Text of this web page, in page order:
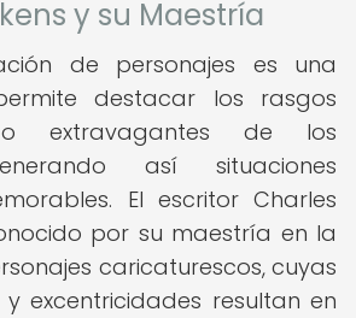
y su Maestría
de personajes es una
destacar los rasgos
o extravagantes de los
así situaciones
El escritor Charles
por su maestría en la
caricaturescos, cuyas
excentricidades resultan en